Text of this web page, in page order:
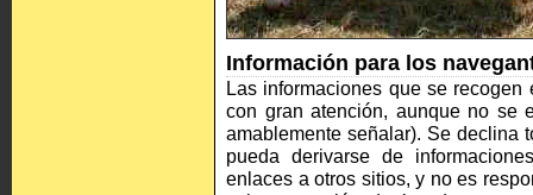
Información para los
Las informaciones que se
con gran atención, aunque no se
amablemente señalar). Se declina
pueda derivarse de
enlaces a otros sitios, y no es